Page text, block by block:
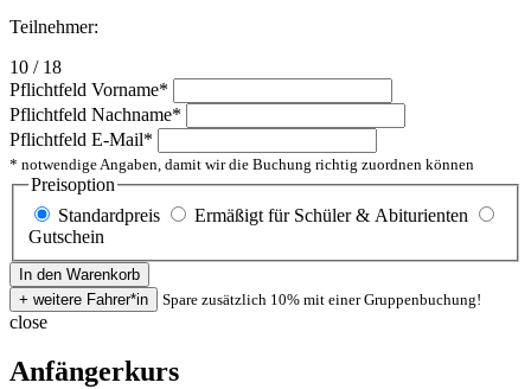
Teilnehmer:
10 / 18
Pflichtfeld Vorname*
Pflichtfeld Nachname*
Pflichtfeld E-Mail*
* notwendige Angaben, damit wir die Buchung richtig zuordnen können
Preisoption
Standardpreis
Ermäßigt für Schüler & Abiturienten
Gutschein
Spare zusätzlich 10% mit einer Gruppenbuchung!
close
Anfängerkurs